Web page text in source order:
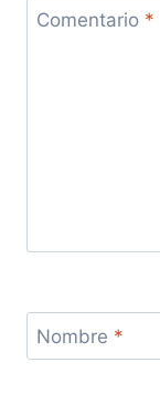
Comentario *
Nombre *